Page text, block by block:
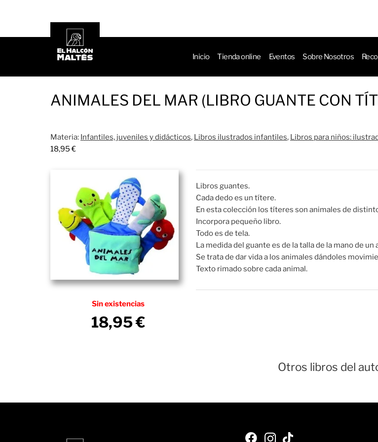
Inicio Tienda online Eventos Sobre Nosotros
ANIMALES DEL MAR (LIBRO GUANTE CON
Materia: Infantiles, juveniles y didácticos, Libros ilustrados infantiles, Libros para niños:
18,95€
Sin existencias
18,95€
Libros guantes.
Cada dedo es un títere.
En esta colección los títeres son animales de
Incorpora pequeño libro.
Todo es de tela.
La medida del guante es de la talla de la mano de un
Se trata de dar vida a los animales dándoles
Texto rimado sobre cada animal.
Otros libros del